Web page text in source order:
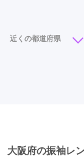
近くの都道府県
大阪府の振袖レ